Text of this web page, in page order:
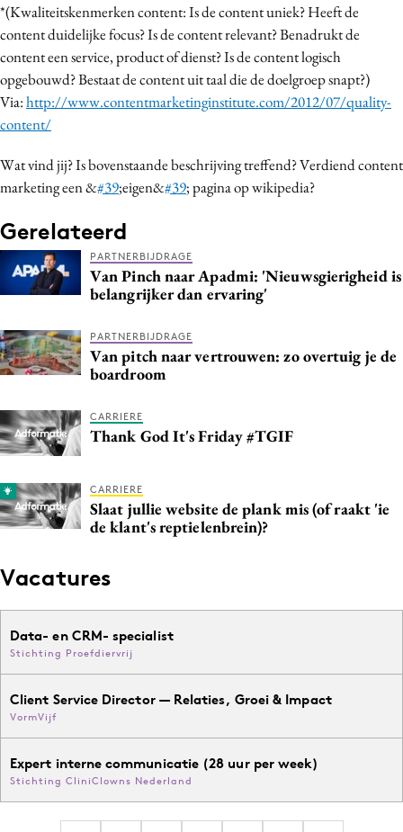
*(Kwaliteitskenmerken content: Is de content uniek? Heeft de
content duidelijke focus? Is de content relevant? Benadrukt de
content een service, product of dienst? Is de content logisch
opgebouwd? Bestaat de content uit taal die de doelgroep snapt?)
Via:http://www.contentmarketinginstitute.com/2012/07/quality-
content/
Wat vind jij? Is bovenstaande beschrijving treffend? Verdiend content
marketing een &#39;eigen&#39; pagina op wikipedia?
Gerelateerd
PARTNERBIJDRAGE
Van Pinch naar Apadmi: 'Nieuwsgierigheid is
belangrijker dan ervaring'
PARTNERBIJDRAGE
Van pitch naar vertrouwen: zo overtuig je de
boardroom
CARRIERE
Thank God It's Friday #TGIF
CARRIERE
Slaat jullie website de plank mis (of raakt 'ie
de klant's reptielenbrein)?
Vacatures
Data- en CRM- specialist
Stichting Proefdiervrij
Client Service Director — Relaties, Groei & Impact
VormVijf
Expert interne communicatie (28 uur per week)
Stichting CliniClowns Nederland